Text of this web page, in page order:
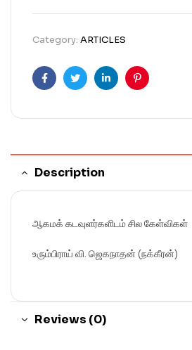
Category: ARTICLES
FacebookTwitterLinkedinPinterest
Description
ஆகமக் கடவுளர்களிடம் சில கேள்விகள்
உரும்பிராய் வி. ஜெகநாதன் (நக்கீரன்)
Reviews (0)